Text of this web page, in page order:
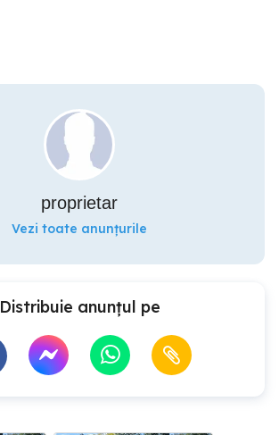
proprietar
Vezi toate anunțurile
Distribuie anunțul pe